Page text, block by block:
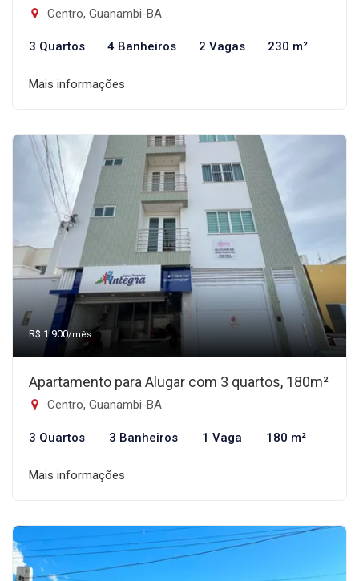
Centro, Guanambi-BA
3 Quartos 4 Banheiros 2 Vagas 230 m²
Mais informações
R$ 1.900/mês
Apartamento para Alugar com 3 quartos, 180m²
Centro, Guanambi-BA
3 Quartos 3 Banheiros 1 Vaga 180 m²
Mais informações